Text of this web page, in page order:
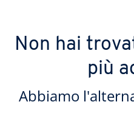
Non hai
più
Abbiamo